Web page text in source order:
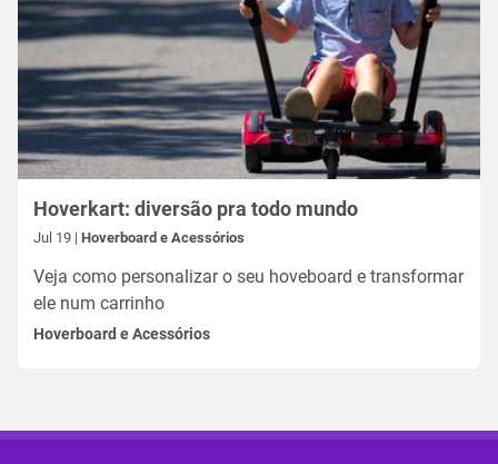
Hoverkart: diversão pra todo mundo
Jul 19 | Hoverboard e Acessórios
Veja como personalizar o seu hoveboard e transformar
ele num carrinho
Hoverboard e Acessórios